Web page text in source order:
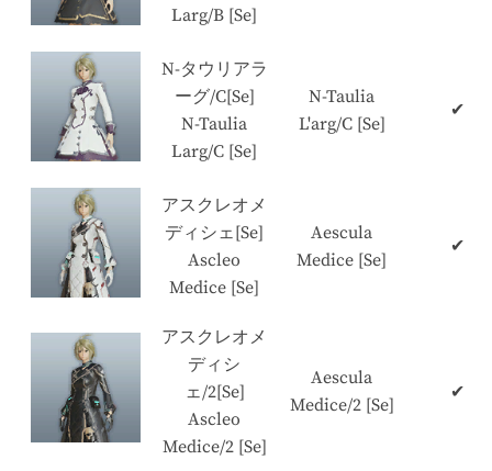
Larg/B [Se]
N-タウリアラ
ーグ/C[Se]
N-Taulia
Larg/C [Se]
N-Taulia
L'arg/C [Se]
✔
アスクレオメ
ディシェ[Se]
Ascleo
Medice [Se]
Aescula
Medice [Se]
✔
アスクレオメ
ディシ
ェ/2[Se]
Ascleo
Medice/2 [Se]
Aescula
Medice/2 [Se]
✔